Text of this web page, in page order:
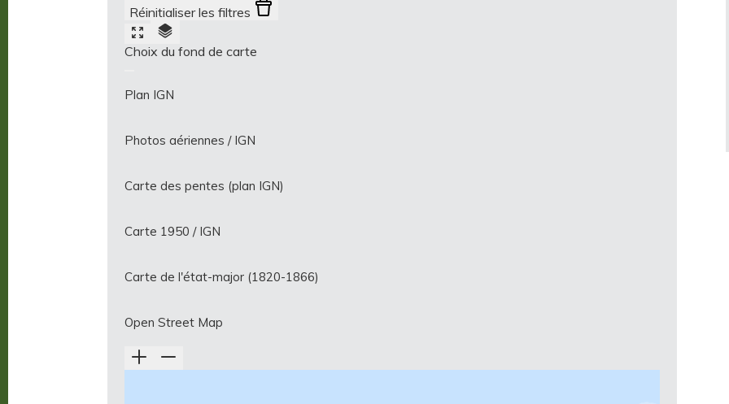
Réinitialiser les filtres
Choix du fond de carte
Plan IGN
Photos aériennes / IGN
Carte des pentes (plan IGN)
Carte 1950 / IGN
Carte de l'état-major (1820-1866)
Open Street Map